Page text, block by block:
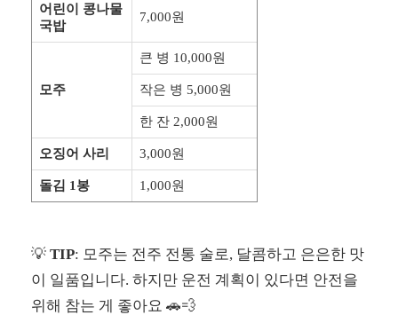
어린이 콩나물
국밥
7,000원
모주
큰 병 10,000원
작은 병 5,000원
한 잔 2,000원
오징어 사리 3,000원
돌김 1봉 1,000원
💡 TIP: 모주는 전주 전통 술로, 달콤하고 은은한 맛
이 일품입니다. 하지만 운전 계획이 있다면 안전을
위해 참는 게 좋아요 🚗💨